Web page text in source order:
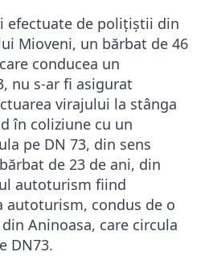
efectuate de polițiștii din
Mioveni, un bărbat de 46
conducea un
nu s-ar fi asigurat
virajului la stânga
în coliziune cu un
pe DN 73, din sens
de 23 de ani, din
autoturism fiind
autoturism, condus de o
Aninoasa, care circula
DN73.